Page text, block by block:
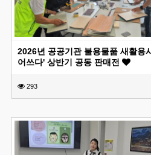
2026년 공공기관 불용물품 새활용
어쓰다' 상반기 공동 판매전
293